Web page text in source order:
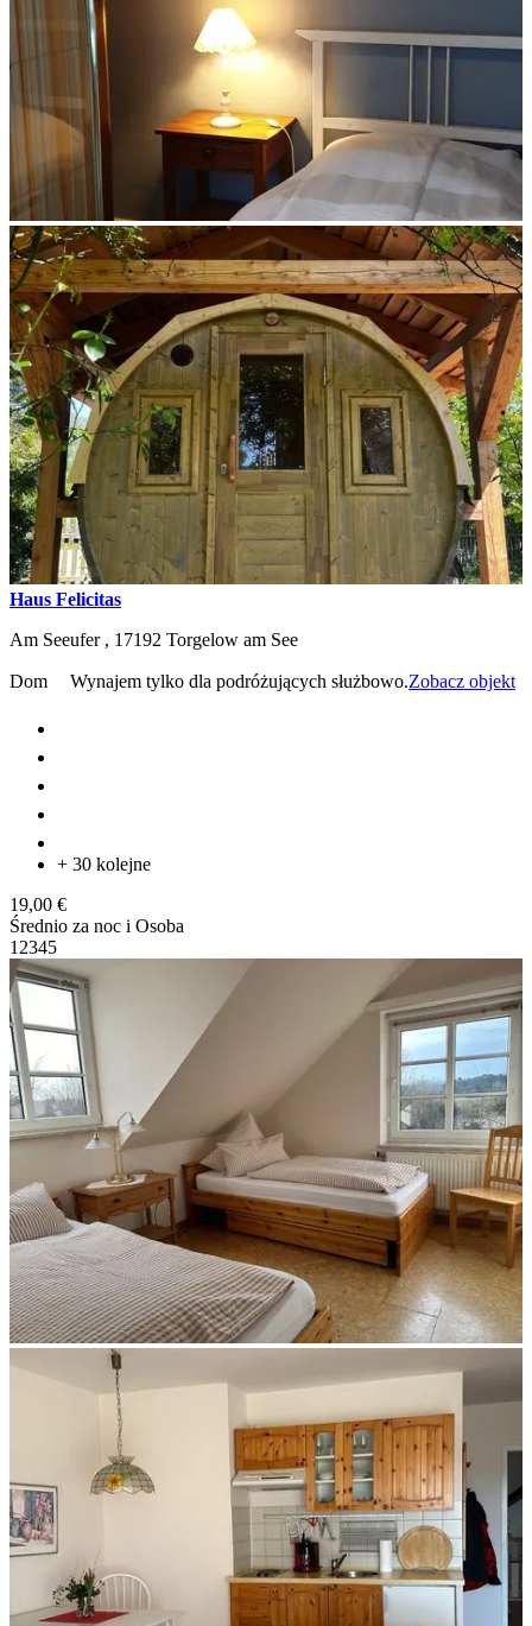
Haus Felicitas
Am Seeufer , 17192 Torgelow am See
Dom Wynajem tylko dla podróżujących służbowo.Zobacz objekt
+ 30 kolejne
19,00 €
Średnio za noc i Osoba
1 2345